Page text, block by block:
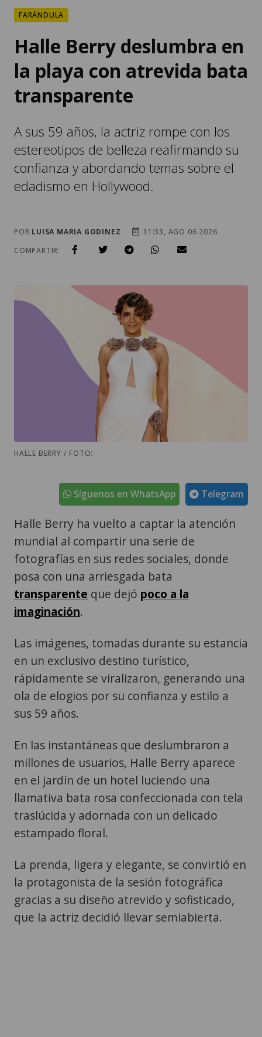
FARÁNDULA
Halle Berry deslumbra en
la playa con atrevida bata
transparente
A sus 59 años, la actriz rompe con los
estereotipos de belleza reafirmando su
confianza y abordando temas sobre el
edadismo en Hollywood.
POR LUISA MARIA GODINEZ
11:33, AGO 06 2026
COMPARTIR:
HALLE BERRY / FOTO:
Telegram
Síguenos en WhatsApp
Halle Berry ha vuelto a captar la atención
mundial al compartir una serie de
fotografías en sus redes sociales, donde
posa con una arriesgada bata
transparente que dejó poco a la
imaginación.
Las imágenes, tomadas durante su estancia
en un exclusivo destino turístico,
rápidamente se viralizaron, generando una
ola de elogios por su confianza y estilo a
sus 59 años.
En las instantáneas que deslumbraron a
millones de usuarios, Halle Berry aparece
en el jardín de un hotel luciendo una
llamativa bata rosa confeccionada con tela
traslúcida y adornada con un delicado
estampado floral.
La prenda, ligera y elegante, se convirtió en
la protagonista de la sesión fotográfica
gracias a su diseño atrevido y sofisticado,
que la actriz decidió llevar semiabierta.